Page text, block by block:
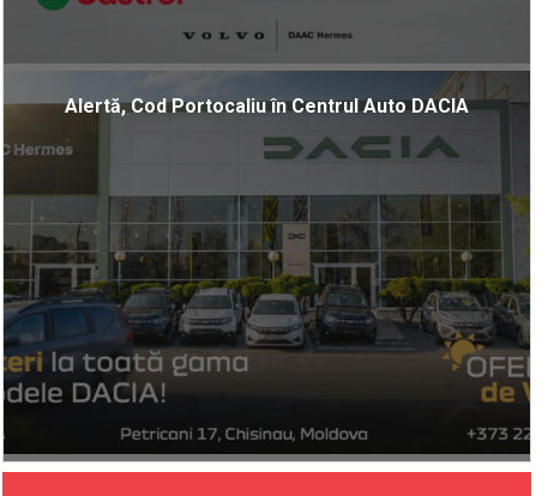
Alertă, Cod Portocaliu în Centrul Auto DACIA